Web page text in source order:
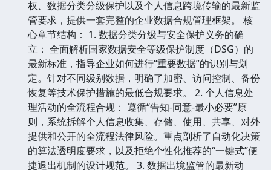
权、数据分类分级保护以及个人信息跨境传输的最新监
管要求，提供一套完整的企业数据合规管理框架。 核
心章节结构： 1. 数据分类分级与安全保护义务的确
立： 全面解析国家数据安全等级保护制度（DSG）的
最新标准，指导企业如何进行“重要数据”的识别与划
定。针对不同级别数据，明确了加密、访问控制、备份
恢复等技术保护措施的最低合规要求。 2. 个人信息处
理活动的全流程合规： 遵循“告知-同意-最小必要”原
则，系统拆解个人信息收集、存储、使用、共享、对外
提供和公开的全流程法律风险。重点剖析了自动化决策
的算法透明度要求，以及拒绝个性化推荐的“一键式”便
捷退出机制的设计规范。 3. 数据出境监管的最新动